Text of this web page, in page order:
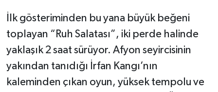
İlk gösteriminden bu yana büyük beğeni
toplayan “Ruh Salatası”, iki perde halinde
yaklaşık 2 saat sürüyor. Afyon seyircisinin
yakından tanıdığı İrfan Kangı’nın
kaleminden çıkan oyun, yüksek tempolu ve